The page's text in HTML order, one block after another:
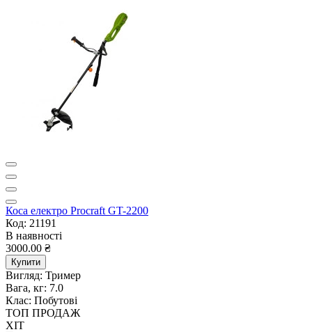
Коса електро Procraft GT-2200
Код: 21191
В наявності
3000.00 ₴
Купити
Вигляд: Тример
Вага, кг: 7.0
Клас: Побутові
ТОП ПРОДАЖ
ХІТ